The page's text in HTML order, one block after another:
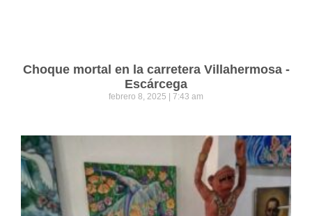
Choque mortal en la carretera Villahermosa -
Escárcega
febrero 8, 2025 7:43 am